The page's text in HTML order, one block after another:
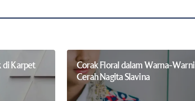
di Karpet
Corak Floral dalam Warna-Warni
Cerah Nagita Slavina